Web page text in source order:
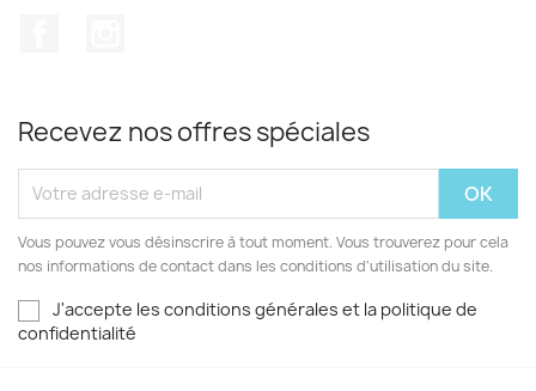
Recevez nos offres spéciales
Vous pouvez vous désinscrire à tout moment. Vous trouverez pour cela
nos informations de contact dans les conditions d'utilisation du site.
J'accepte les conditions générales et la politique de
confidentialité